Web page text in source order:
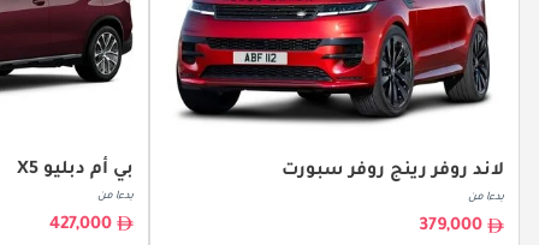
لاند روفر رينج روفر سبورت
بدءا من
379,000
بي أم دبليو X5
بدءا من
427,000